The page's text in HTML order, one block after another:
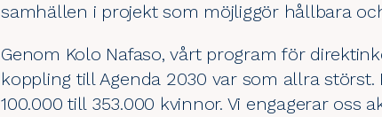
samhällen i projekt som möjliggör hållbara
Genom Kolo Nafaso, vårt program för
koppling till Agenda 2030 var som allra
100.000 till 353.000 kvinnor. Vi engagerar oss